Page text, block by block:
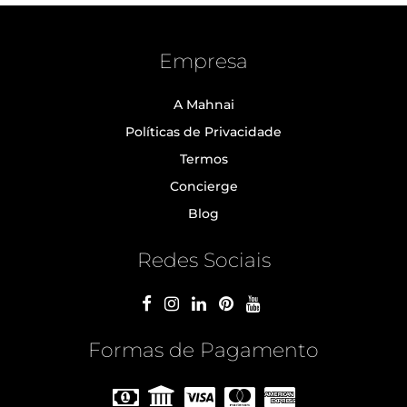
Empresa
A Mahnai
Políticas de Privacidade
Termos
Concierge
Blog
Redes Sociais
Formas de Pagamento